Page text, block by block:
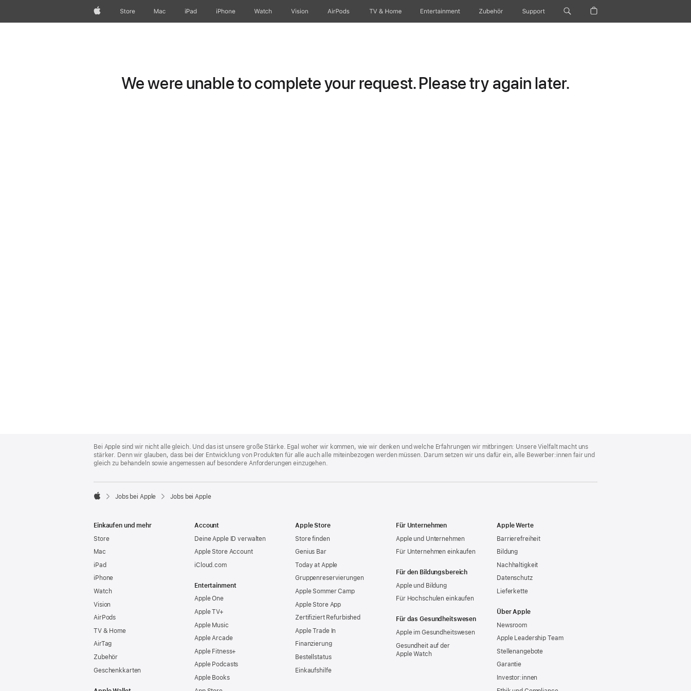
AppleStore Mac iPad iPhone Watch Vision AirPods TV & Home Entertainment Zubehör Support
We were unable to complete your request. Please try again later.
Footer
Bei Apple sind wir nicht alle gleich. Und das ist unsere große Stärke. Egal woher wir kommen, wie wir denken und welche Erfahrungen wir mitbringen: Unsere Vielfalt macht uns
stärker. Denn wir glauben, dass bei der Entwicklung von Produkten für alle auch alle miteinbezogen werden müssen. Darum setzen wir uns dafür ein, alle Bewerber:innen fair und
gleich zu behandeln sowie angemessen auf besondere Anforderungen einzugehen.

Jobs bei Apple Jobs bei Apple
Einkaufen und mehr
Store
Mac
iPad
iPhone
Watch
Vision
AirPods
TV & Home
AirTag
Zubehör
Geschenkkarten
Account
Deine Apple ID verwalten
Apple Store Account
iCloud.com
Entertainment
Apple One
Apple TV+
Apple Music
Apple Arcade
Apple Fitness+
Apple Podcasts
Apple Books
Apple Store
Store finden
Genius Bar
Today at Apple
Gruppen­reservierungen
Apple Sommer Camp
Apple Store App
Zertifiziert Refurbished
Apple Trade In
Finanzierung
Bestellstatus
Einkaufshilfe
Für Unternehmen
Apple und Unternehmen
Für Unternehmen einkaufen
Für den Bildungsbereich
Apple und Bildung
Für Hochschulen einkaufen
Für das Gesundheitswesen
Apple im Gesundheitswesen
Gesundheit auf der
Apple Watch
Apple Werte
Barrierefreiheit
Bildung
Nachhaltigkeit
Datenschutz
Lieferkette
Über Apple
Newsroom
Apple Leadership Team
Stellenangebote
Garantie
Investor:innen